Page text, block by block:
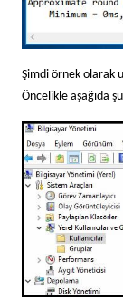
Şimdi örnek olarak
Öncelikle aşağıda